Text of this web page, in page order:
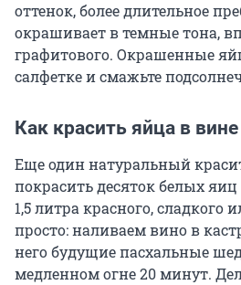
оттенок, более длительное
окрашивает в темные тона,
графитового. Окрашенные
салфетке и смажьте
Как красить яйца в вине
Еще один натуральный
покрасить десяток белых яиц
1,5 литра красного, сладкого
просто: наливаем вино в
него будущие пасхальные
медленном огне 20 минут.